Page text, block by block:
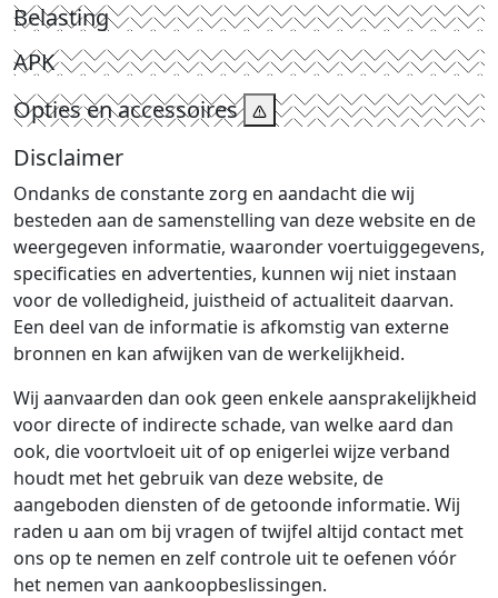
Belasting
APK
Opties en accessoires
Disclaimer
Ondanks de constante zorg en aandacht die wij
besteden aan de samenstelling van deze website en de
weergegeven informatie, waaronder voertuiggegevens,
specificaties en advertenties, kunnen wij niet instaan
voor de volledigheid, juistheid of actualiteit daarvan.
Een deel van de informatie is afkomstig van externe
bronnen en kan afwijken van de werkelijkheid.
Wij aanvaarden dan ook geen enkele aansprakelijkheid
voor directe of indirecte schade, van welke aard dan
ook, die voortvloeit uit of op enigerlei wijze verband
houdt met het gebruik van deze website, de
aangeboden diensten of de getoonde informatie. Wij
raden u aan om bij vragen of twijfel altijd contact met
ons op te nemen en zelf controle uit te oefenen vóór
het nemen van aankoopbeslissingen.